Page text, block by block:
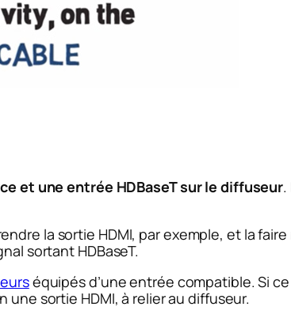
et une entrée HDBaseT sur le diffuseur.
la sortie HDMI, par exemple, et la
sortant HDBaseT.
équipés d’une entrée compatible. Si ce
sortie HDMI, à relier au diffuseur.